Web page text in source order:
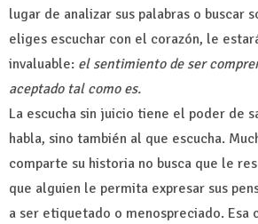
lugar de analizar sus palabras o buscar
eliges escuchar con el corazón, le
invaluable: el sentimiento de ser
aceptado tal como es.
La escucha sin juicio tiene el poder de
habla, sino también al que escucha.
comparte su historia no busca que le
que alguien le permita expresar sus
a ser etiquetado o menospreciado. Esa